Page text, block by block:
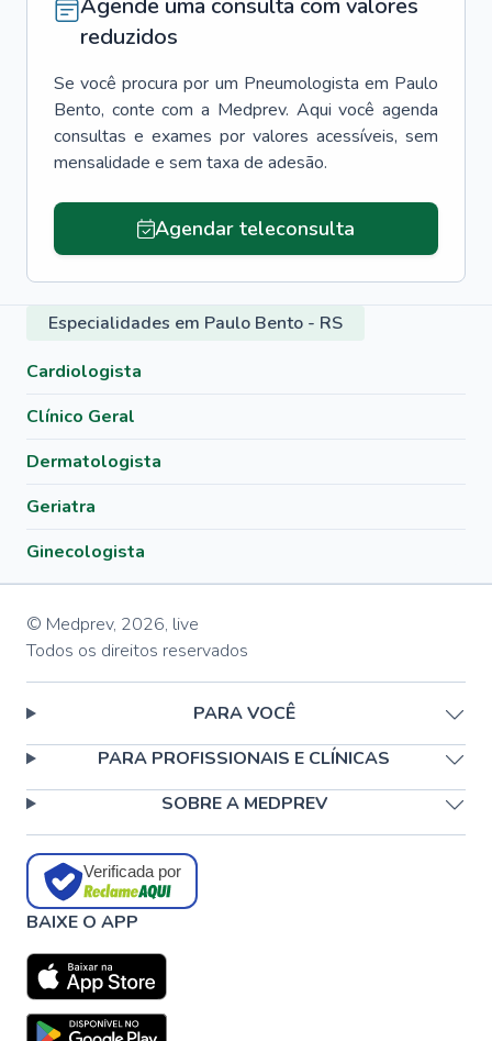
Agende uma consulta com valores
reduzidos
Se você procura por um Pneumologista em Paulo
Bento, conte com a Medprev. Aqui você agenda
consultas e exames por valores acessíveis, sem
mensalidade e sem taxa de adesão.
Agendar teleconsulta
Especialidades em Paulo Bento - RS
Cardiologista
Clínico Geral
Dermatologista
Geriatra
Ginecologista
© Medprev, 2026, live
Todos os direitos reservados
PARA VOCÊ
PARA PROFISSIONAIS E CLÍNICAS
SOBRE A MEDPREV
Verificada por
BAIXE O APP